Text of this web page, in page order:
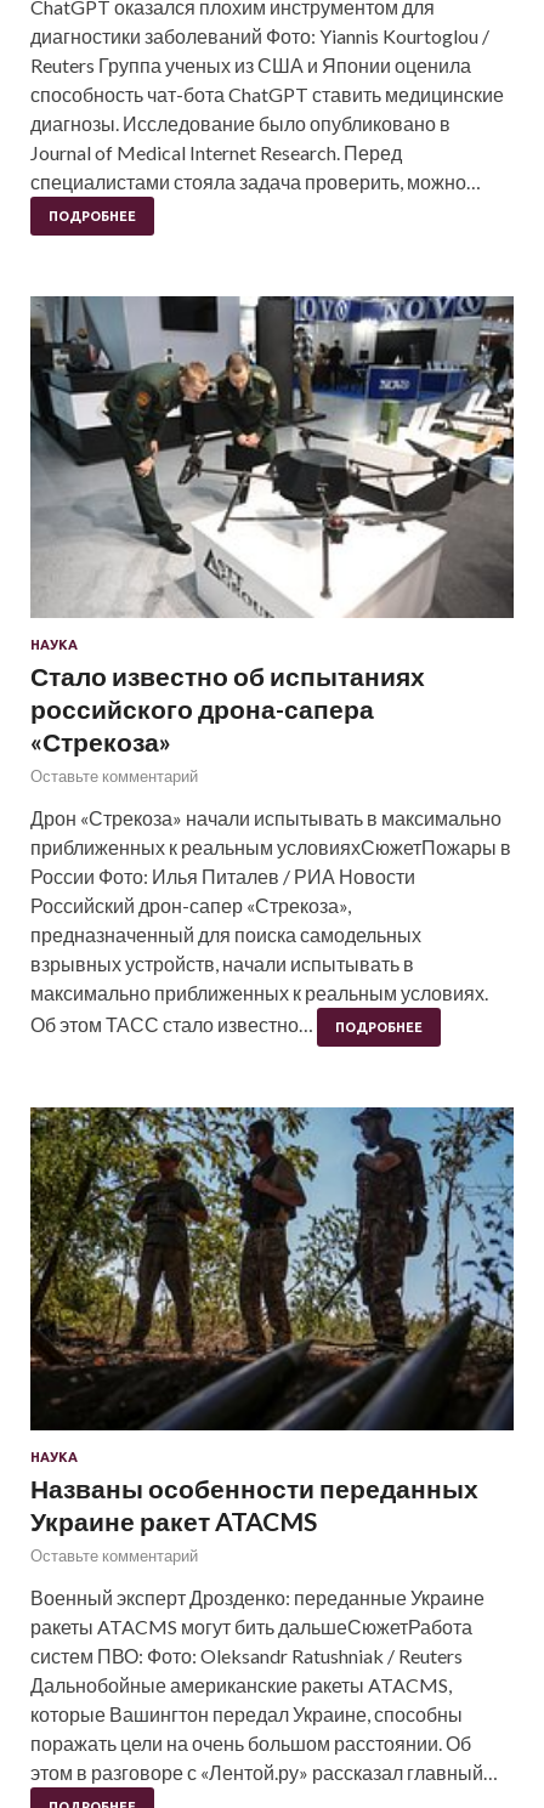
ChatGPT оказался плохим инструментом для
диагностики заболеваний Фото: Yiannis Kourtoglou /
Reuters Группа ученых из США и Японии оценила
способность чат-бота ChatGPT ставить медицинские
диагнозы. Исследование было опубликовано в
Journal of Medical Internet Research. Перед
специалистами стояла задача проверить, можно…
ПОДРОБНЕЕ
НАУКА
Стало известно об испытаниях
российского дрона-сапера
«Стрекоза»
Оставьте комментарий
Дрон «Стрекоза» начали испытывать в максимально
приближенных к реальным условияхСюжетПожары в
России Фото: Илья Питалев / РИА Новости
Российский дрон-сапер «Стрекоза»,
предназначенный для поиска самодельных
взрывных устройств, начали испытывать в
максимально приближенных к реальным условиях.
Об этом ТАСС стало известно…
ПОДРОБНЕЕ
НАУКА
Названы особенности переданных
Украине ракет ATACMS
Оставьте комментарий
Военный эксперт Дрозденко: переданные Украине
ракеты ATACMS могут бить дальшеСюжетРабота
систем ПВО: Фото: Oleksandr Ratushniak / Reuters
Дальнобойные американские ракеты ATACMS,
которые Вашингтон передал Украине, способны
поражать цели на очень большом расстоянии. Об
этом в разговоре с «Лентой.ру» рассказал главный…